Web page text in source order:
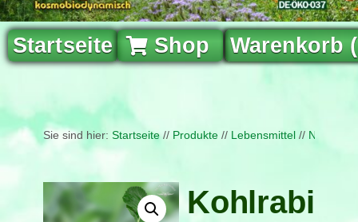
Startseite Shop Warenkorb
Sie sind hier: Startseite// Produkte // Lebensmittel //
Kohlrabi